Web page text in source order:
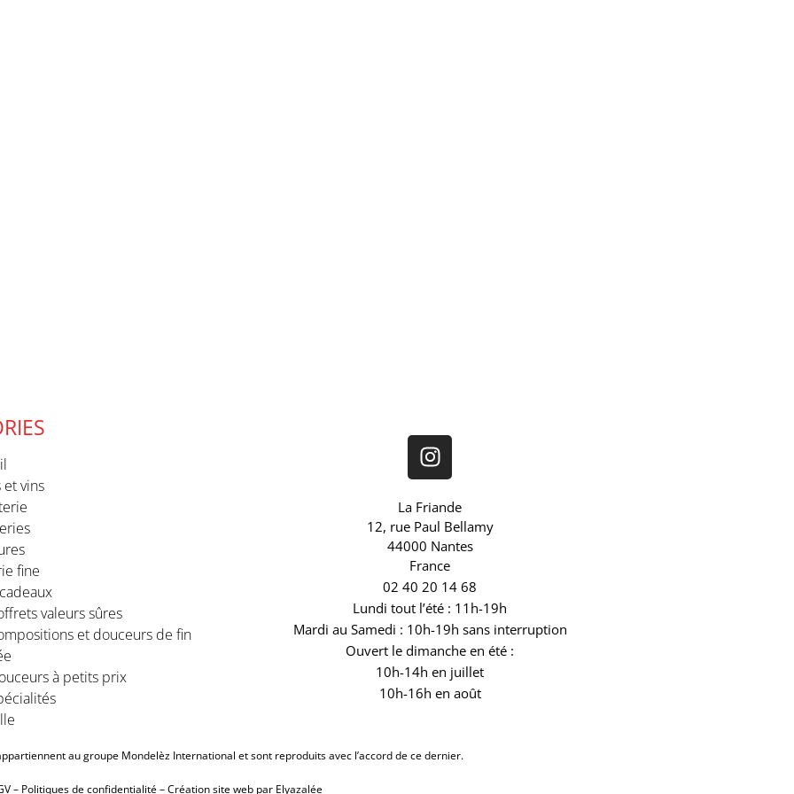
et vins
fine
valeurs sûres
et douceurs de fin
à petits prix
La Friande
12, rue Paul Bellamy
44000 Nantes
France
02 40 20 14 68
Lundi tout l’été : 11h-19h
Mardi au Samedi : 10h-19h sans interruption
Ouvert le dimanche en été :
10h-14h en juillet
10h-16h en août
au groupe Mondelèz International et sont reproduits avec l’accord de ce dernier.
– Politiques de confidentialité–Création site web par Elyazalée